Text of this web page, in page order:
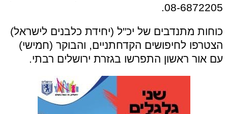
08-6872205.
כוחות מתנדבים של יכ"ל (יחידת כלבנים לישראל)
הצטרפו לחיפושים הקדחתניים, והבוקר (חמישי)
עם אור ראשון התפרשו בגזרת ירושלים רבתי.